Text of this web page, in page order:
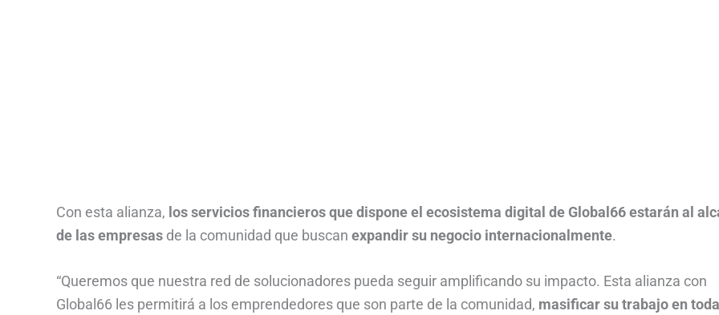
Con esta alianza, los servicios financieros que dispone el ecosistema digital de Global66 estarán al
de las empresas de la comunidad que buscan expandir su negocio internacionalmente.
“Queremos que nuestra red de solucionadores pueda seguir amplificando su impacto. Esta alianza con
Global66 les permitirá a los emprendedores que son parte de la comunidad, masificar su trabajo en